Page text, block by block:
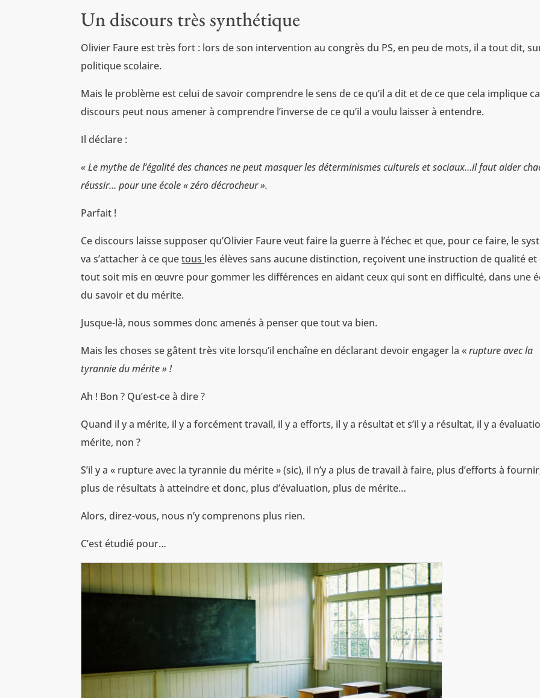
Un discours très synthétique
Olivier Faure est très fort : lors de son intervention au congrès du PS, en peu de mots, il a tout dit,
politique scolaire.
Mais le problème est celui de savoir comprendre le sens de ce qu’il a dit et de ce que cela implique
discours peut nous amener à comprendre l’inverse de ce qu’il a voulu laisser à entendre.
Il déclare :
« Le mythe de l’égalité des chances ne peut masquer les déterminismes culturels et sociaux…il faut aider
réussir… pour une école « zéro décrocheur ».
Parfait !
Ce discours laisse supposer qu’Olivier Faure veut faire la guerre à l’échec et que, pour ce faire, le
va s’attacher à ce quetous les élèves sans aucune distinction, reçoivent une instruction de qualité et
tout soit mis en œuvre pour gommer les différences en aidant ceux qui sont en difficulté, dans une
du savoir et du mérite.
Jusque-là, nous sommes donc amenés à penser que tout va bien.
Mais les choses se gâtent très vite lorsqu’il enchaîne en déclarant devoir engager la «rupture avec la
tyrannie du mérite » !
Ah ! Bon ? Qu’est-ce à dire ?
Quand il y a mérite, il y a forcément travail, il y a efforts, il y a résultat et s’il y a résultat, il y a
mérite, non ?
S’il y a « rupture avec la tyrannie du mérite » (sic), il n’y a plus de travail à faire, plus d’efforts à
plus de résultats à atteindre et donc, plus d’évaluation, plus de mérite…
Alors, direz-vous, nous n’y comprenons plus rien.
C’est étudié pour…